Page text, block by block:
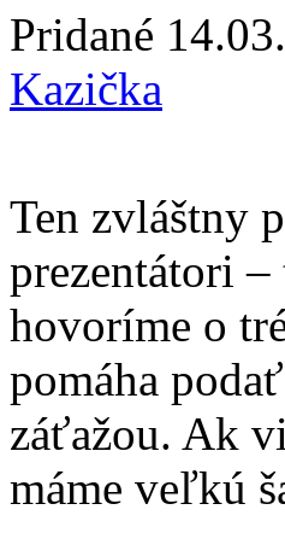
Pridané
Kazička
Ten zvláštny
prezentátori
hovoríme o
pomáha
záťažou. Ak
máme veľkú